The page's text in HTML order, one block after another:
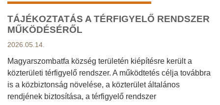
TÁJÉKOZTATÁS A TÉRFIGYELŐ RENDSZER
MŰKÖDÉSÉRŐL
2026.05.14.
Magyarszombatfa község területén kiépítésre került a
közterületi térfigyelő rendszer. A működtetés célja továbbra
is a közbiztonság növelése, a közterület általános
rendjének biztosítása, a térfigyelő rendszer
OldalOldalOldal